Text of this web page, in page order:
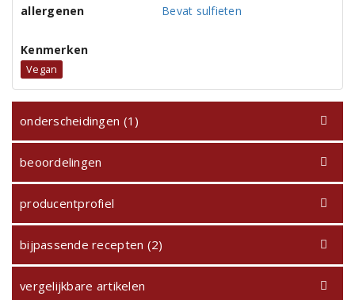
allergenen
Bevat sulfieten
Kenmerken
Vegan
onderscheidingen (1)
beoordelingen
producentprofiel
bijpassende recepten (2)
vergelijkbare artikelen